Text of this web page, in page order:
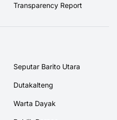
Transparency Report
Seputar Barito Utara
Dutakalteng
Warta Dayak